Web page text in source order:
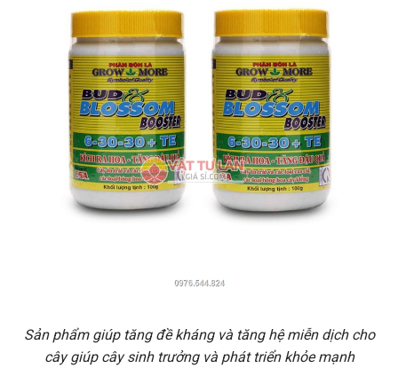
Sản phẩm giúp tăng đề kháng và tăng hệ miễn dịch cho
cây giúp cây sinh trưởng và phát triển khỏe mạnh